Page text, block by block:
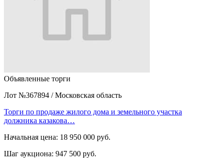
Объявленные торги
Лот №367894 / Московская область
Торги по продаже жилого дома и земельного участка
должника казакова…
Начальная цена: 18 950 000 руб.
Шаг аукциона: 947 500 руб.